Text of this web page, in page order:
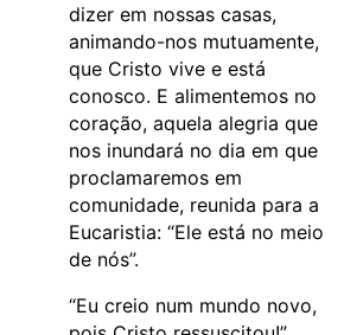
dizer em nossas casas,
animando-nos mutuamente,
que Cristo vive e está
conosco. E alimentemos no
coração, aquela alegria que
nos inundará no dia em que
proclamaremos em
comunidade, reunida para a
Eucaristia: “Ele está no meio
de nós”.
“Eu creio num mundo novo,